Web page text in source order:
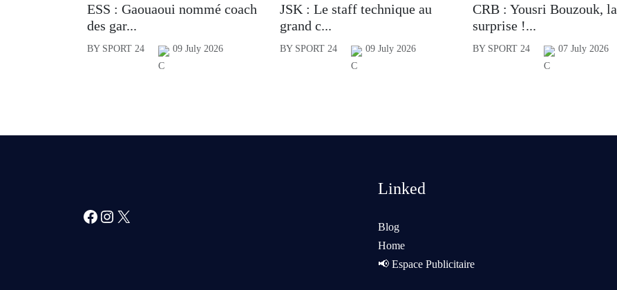
ESS : Gaouaoui nommé coach
des gar...
BY SPORT 24 09 July 2026
JSK : Le staff technique au
grand c...
BY SPORT 24 09 July 2026
CRB : Yousri Bouzouk, la
surprise !...
BY SPORT 24 07 July 2026
Facebook
Instagram
X
Linked
Blog
Home
📢 Espace Publicitaire